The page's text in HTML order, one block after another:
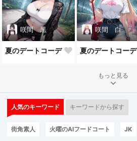
咲間 黒
夏のデートコーデ
咲間 白
夏のデートコーデ
もっと見る
人気のキーワード キーワードから探す
街角素人 火曜のAIフードコート JK